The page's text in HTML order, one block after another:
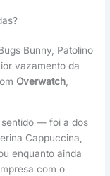
Bunny, Patolino
vazamento da
Overwatch,
— foi a dos
Cappuccina,
enquanto ainda
com o